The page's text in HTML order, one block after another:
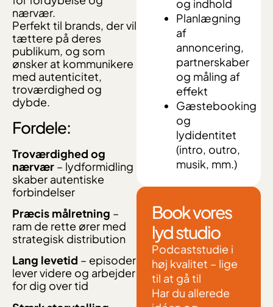
nærvær.
Perfekt til brands, der vil
tættere på deres
publikum, og som
ønsker at kommunikere
med autenticitet,
troværdighed og
dybde.
Fordele:
Troværdighed og
nærvær – lydformidling
skaber autentiske
forbindelser
Præcis målretning –
ram de rette ører med
strategisk distribution
Lang levetid – episoder
lever videre og arbejder
for dig over tid
og indhold
Planlægning
af
annoncering,
partnerskaber
og måling af
effekt
Gæstebooking
og
lydidentitet
(intro, outro,
musik, mm.)
Book vores
lyd studio
Podcaststudie i
høj kvalitet – lige
til at gå til
Har du allerede